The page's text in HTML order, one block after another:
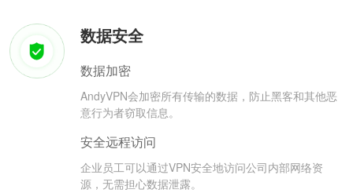
数据安全
数据加密
AndyVPN会加密所有传输的数据，防止黑客和其他恶
意行为者窃取信息。
安全远程访问
企业员工可以通过VPN安全地访问公司内部网络资
源，无需担心数据泄露。